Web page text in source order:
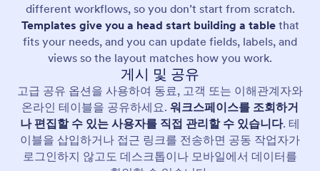
different workflows, so you don’t start from scratch.
Templates give you a head start building a tablethat
fits your needs, and you can update fields, labels, and
views so the layout matches how you work.
게시 및 공유
고급 공유 옵션을 사용하여 동료, 고객 또는 이해관계자와
온라인 테이블을 공유하세요. 워크스페이스를 조회하거
나 편집할 수 있는 사용자를 직접 관리할 수 있습니다. 테
이블을 삽입하거나 접근 링크를 전송하면 공동 작업자가
로그인하지 않고도 데스크톱이나 모바일에서 데이터를